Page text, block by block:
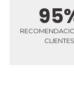
CLIENTES